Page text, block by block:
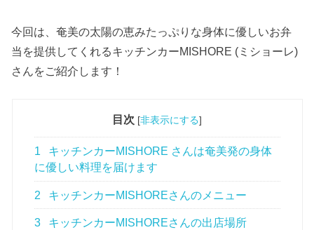
今回は、奄美の太陽の恵みたっぷりな身体に優しいお弁
当を提供してくれるキッチンカーMISHORE (ミショーレ)
さんをご紹介します！
目次 [非表示にする]
1
キッチンカーMISHORE さんは奄美発の身体
に優しい料理を届けます
2 キッチンカーMISHOREさんのメニュー
3 キッチンカーMISHOREさんの出店場所